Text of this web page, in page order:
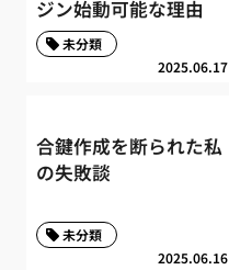
ジン始動可能な理由
2025.06.17
未分類
合鍵作成を断られた私
の失敗談
2025.06.16
未分類